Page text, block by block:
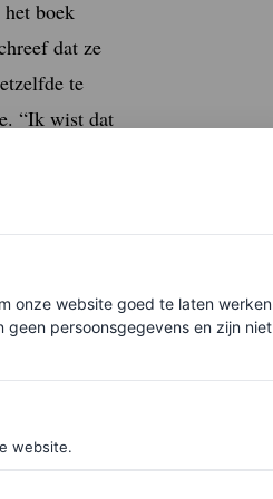
boek
dat ze
te
“Ik wist dat
goed:
een
onze website goed te laten werken
persoonsgegevens en zijn niet
website.